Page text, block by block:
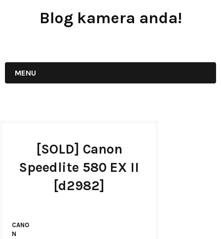
Blog kamera anda!
MENU
[SOLD] Canon
Speedlite 580 EX II
[d2982]
CANO
N